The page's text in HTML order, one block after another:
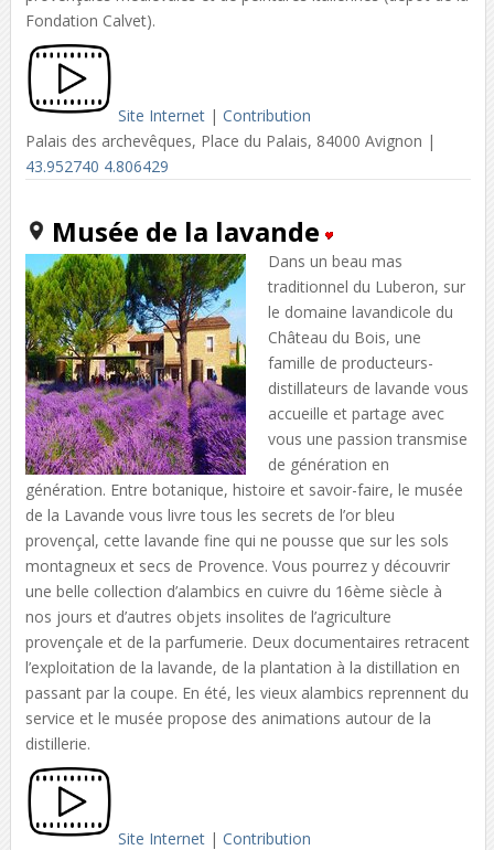
Fondation Calvet).
Site Internet| Contribution
Palais des archevêques, Place du Palais, 84000 Avignon |
43.952740 4.806429
Musée de la lavande
Dans un beau mas
traditionnel du Luberon, sur
le domaine lavandicole du
Château du Bois, une
famille de producteurs-
distillateurs de lavande vous
accueille et partage avec
vous une passion transmise
de génération en
génération. Entre botanique, histoire et savoir-faire, le musée
de la Lavande vous livre tous les secrets de l’or bleu
provençal, cette lavande fine qui ne pousse que sur les sols
montagneux et secs de Provence. Vous pourrez y découvrir
une belle collection d’alambics en cuivre du 16ème siècle à
nos jours et d’autres objets insolites de l’agriculture
provençale et de la parfumerie. Deux documentaires retracent
l’exploitation de la lavande, de la plantation à la distillation en
passant par la coupe. En été, les vieux alambics reprennent du
service et le musée propose des animations autour de la
distillerie.
Site Internet| Contribution